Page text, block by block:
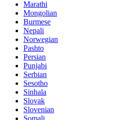
Marathi
Mongolian
Burmese
Nepali
Norwegian
Pashto
Persian
Punjabi
Serbian
Sesotho
Sinhala
Slovak
Slovenian
Somali